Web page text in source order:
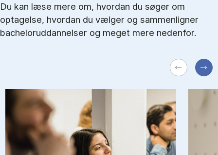
Du kan læse mere om, hvordan du søger om
optagelse, hvordan du vælger og sammenligner
bacheloruddannelser og meget mere nedenfor.